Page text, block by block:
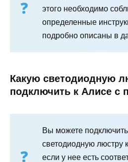
этого необходимо
определенные
подробно описаны в
Какую светодиодную
подключить к Алисе с
Вы можете
светодиодную люстру
если у нее есть